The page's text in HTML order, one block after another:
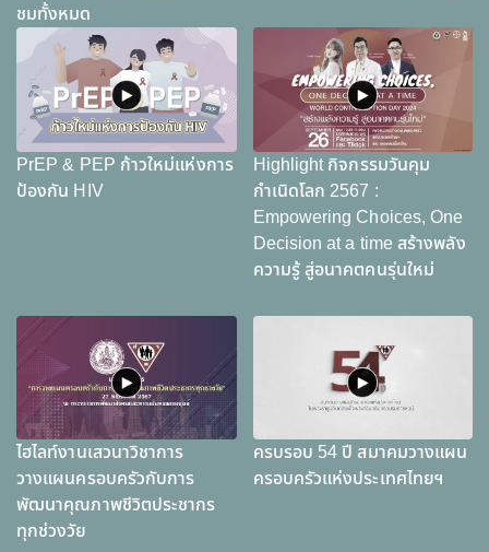
ชมทั้งหมด
PrEP & PEP ก้าวใหม่แห่งการ
ป้องกัน HIV
Highlight กิจกรรมวันคุม
กำเนิดโลก 2567 :
Empowering Choices, One
Decision at a time สร้างพลัง
ความรู้ สู่อนาคตคนรุ่นใหม่
ไฮไลท์งานเสวนาวิชาการ
วางแผนครอบครัวกับการ
พัฒนาคุณภาพชีวิตประชากร
ทุกช่วงวัย
ครบรอบ 54 ปี สมาคมวางแผน
ครอบครัวแห่งประเทศไทยฯ